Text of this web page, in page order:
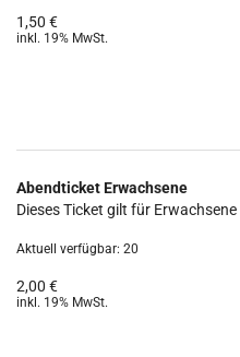
1,50 €
inkl. 19% MwSt.
Abendticket Erwachsene
Dieses Ticket gilt für
Aktuell verfügbar: 20
2,00 €
inkl. 19% MwSt.